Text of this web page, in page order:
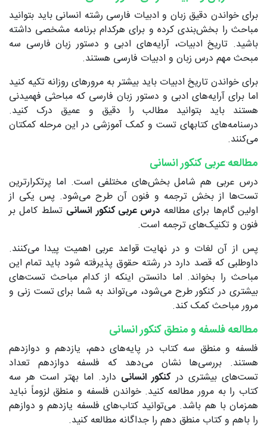
برای خواندن دقیق زبان و ادبیات فارسی رشته انسانی باید بتوانید
مباحث را بخش‌بندی کرده و برای هرکدام برنامه مشخصی داشته
باشید. تاریخ ادبیات، آرایه‌های ادبی و دستور زبان فارسی سه
مبحث مهم درس زبان و ادبیات فارسی هستند.
برای خواندن تاریخ ادبیات باید بیشتر به مرورهای روزانه تکیه کنید
اما برای آرایه‌های ادبی و دستور زبان فارسی که مباحثی فهمیدنی
هستند باید بتوانید مطالب را دقیق و عمیق درک کنید.
درسنامه‌های کتابهای تست و کمک آموزشی در این مرحله کمکتان
می‌کنند.
مطالعه عربی کنکور انسانی
درس عربی هم شامل بخش‌های مختلفی است. اما پرتکرارترین
تست‌ها از بخش ترجمه و فنون آن طرح می‌شود. پس یکی از
اولین گام‌ها برای مطالعه درس عربی کنکور انسانی تسلط کامل بر
فنون و تکنیک‌های ترجمه است.
پس از آن لغات و در نهایت قواعد عربی اهمیت پیدا می‌کنند.
داوطلبی که قصد دارد در رشته حقوق پذیرفته شود باید تمام این
مباحث را بخواند. اما دانستن اینکه از کدام مباحث تست‌های
بیشتری در کنکور طرح می‌شود، می‌تواند به شما برای تست زنی و
مرور مباحث کمک کند.
مطالعه فلسفه و منطق کنکور انسانی
فلسفه و منطق سه کتاب در پایه‌های دهم، یازدهم و دوازدهم
هستند. بررسی‌ها نشان می‌دهد که فلسفه دوازدهم تعداد
تست‌های بیشتری درکنکور انسانی دارد. اما بهتر است هر سه
کتاب را به مرور مطالعه کنید. خواندن فلسفه و منطق لزوماً نباید
همزمان با هم باشد. می‌توانید کتاب‌های فلسفه یازدهم و دوازهم
را باهم و کتاب منطق دهم را جداگانه مطالعه کنید.